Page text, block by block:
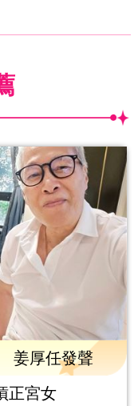
姜厚任發聲
正宮女